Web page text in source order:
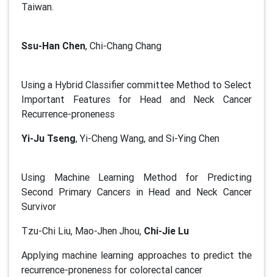
Taiwan.
Ssu-Han Chen, Chi-Chang Chang
Using a Hybrid Classifier committee Method to Select
Important Features for Head and Neck Cancer
Recurrence-proneness
Yi-Ju Tseng, Yi-Cheng Wang, and Si-Ying Chen
Using Machine Learning Method for Predicting
Second Primary Cancers in Head and Neck Cancer
Survivor
Tzu-Chi Liu, Mao-Jhen Jhou, Chi-Jie Lu
Applying machine learning approaches to predict the
recurrence-proneness for colorectal cancer